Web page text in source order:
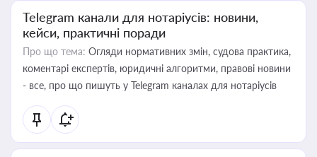
Telegram канали для нотаріусів: новини,
кейси, практичні поради
Про що тема: Огляди нормативних змін, судова практика,
коментарі експертів, юридичні алгоритми, правові новини
- все, про що пишуть у Telegram каналах для нотаріусів